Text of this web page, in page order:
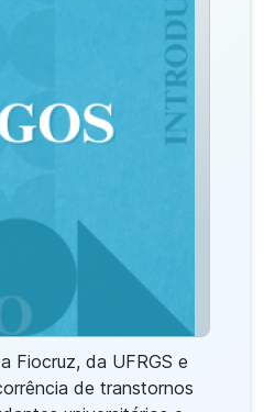
Fiocruz, da UFRGS e
de transtornos